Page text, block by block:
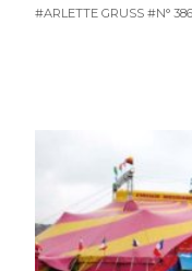
#ARLETTE GRUSS #N°